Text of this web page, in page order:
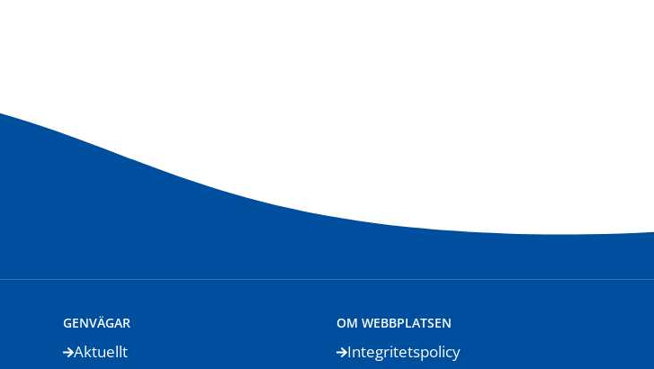
GENVÄGAR
Aktuellt
OM WEBBPLATSEN
Integritetspolicy